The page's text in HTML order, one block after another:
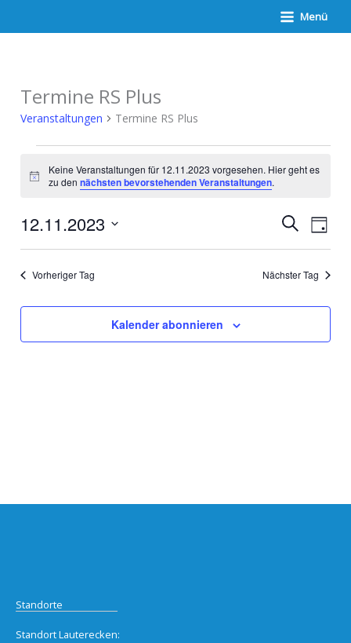
Menü
Termine RS Plus
Veranstaltungen Termine RS Plus
Veranstaltungen
12.11.2023
Hinweis
Keine Veranstaltungen für 12.11.2023 vorgesehen. Hier geht es
zu dennächsten bevorstehenden Veranstaltungen.
Suche
Ansichten,
SucheTag
12.11.2023
Vorheriger Tag Nächster Tag
Kalender abonnieren
Standorte
Standort Lauterecken: